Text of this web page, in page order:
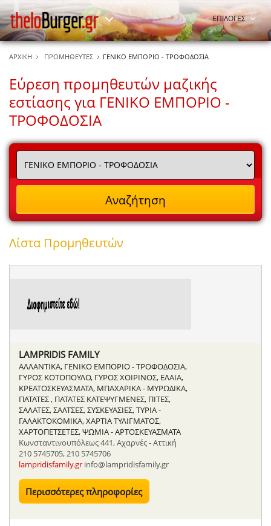
ΕΠΙΛΟΓΕΣ
ΑΡΧΙΚΗ ΠΡΟΜΗΘΕΥΤΕΣ ΓΕΝΙΚΟ ΕΜΠΟΡΙΟ - ΤΡΟΦΟΔΟΣΙΑ
Εύρεση προμηθευτών μαζικής
εστίασης για ΓΕΝΙΚΟ ΕΜΠΟΡΙΟ -
ΤΡΟΦΟΔΟΣΙΑ
Λίστα Προμηθευτών
LAMPRIDIS FAMILY
ΑΛΛΑΝΤΙΚΑ, ΓΕΝΙΚΟ ΕΜΠΟΡΙΟ - ΤΡΟΦΟΔΟΣΙΑ,
ΓΥΡΟΣ ΚΟΤΟΠΟΥΛΟ, ΓΥΡΟΣ ΧΟΙΡΙΝΟΣ, ΕΛΑΙΑ,
ΚΡΕΑΤΟΣΚΕΥΑΣΜΑΤΑ, ΜΠΑΧΑΡΙΚΑ - ΜΥΡΩΔΙΚΑ,
ΠΑΤΑΤΕΣ , ΠΑΤΑΤΕΣ ΚΑΤΕΨΥΓΜΕΝΕΣ, ΠΙΤΕΣ,
ΣΑΛΑΤΕΣ, ΣΑΛΤΣΕΣ, ΣΥΣΚΕΥΑΣΙΕΣ, ΤΥΡΙΑ -
ΓΑΛΑΚΤΟΚΟΜΙΚΑ, ΧΑΡΤΙΑ ΤΥΛΙΓΜΑΤΟΣ,
ΧΑΡΤΟΠΕΤΣΕΤΕΣ, ΨΩΜΙΑ - ΑΡΤΟΣΚΕΥΑΣΜΑΤΑ
Κωνσταντινουπόλεως 441, Αχαρνές - Αττική
210 5745705, 210 5745706
lampridisfamily.gr info@lampridisfamily.gr
Περισσότερες πληροφορίες